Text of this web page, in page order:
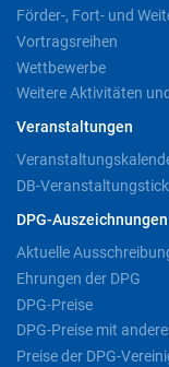
Förder-, Fort- und
Vortragsreihen
Wettbewerbe
Weitere Aktivitäten
Veranstaltungen
DB-
DPG-Auszeichnungen
Aktuelle
Ehrungen der DPG
DPG-Preise
DPG-Preise mit
Preise der DPG-